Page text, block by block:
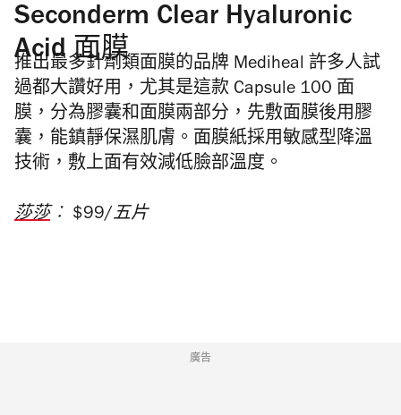
Seconderm Clear Hyaluronic
Acid 面膜
推出最多針劑類面膜的品牌 Mediheal 許多人試
過都大讚好用，尤其是這款 Capsule 100 面
膜，分為膠囊和面膜兩部分，先敷面膜後用膠
囊，能鎮靜保濕肌膚。面膜紙採用敏感型降溫
技術，敷上面有效減低臉部溫度。
莎莎︰ $99/五片
廣告